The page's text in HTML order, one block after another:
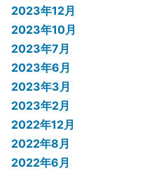
2023年12月
2023年10月
2023年7月
2023年6月
2023年3月
2023年2月
2022年12月
2022年8月
2022年6月